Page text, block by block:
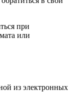
при
или
из электронных